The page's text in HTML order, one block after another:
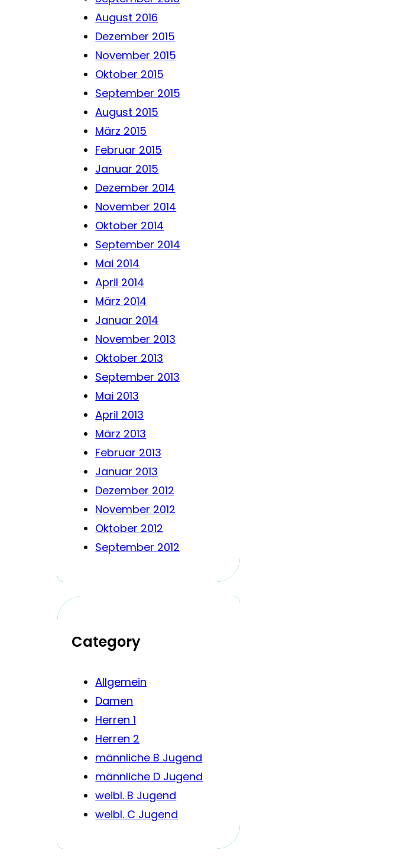
August 2016
Dezember 2015
November 2015
Oktober 2015
September 2015
August 2015
März 2015
Februar 2015
Januar 2015
Dezember 2014
November 2014
Oktober 2014
September 2014
Mai 2014
April 2014
März 2014
Januar 2014
November 2013
Oktober 2013
September 2013
Mai 2013
April 2013
März 2013
Februar 2013
Januar 2013
Dezember 2012
November 2012
Oktober 2012
September 2012
Category
Allgemein
Damen
Herren 1
Herren 2
männliche B Jugend
männliche D Jugend
weibl. B Jugend
weibl. C Jugend